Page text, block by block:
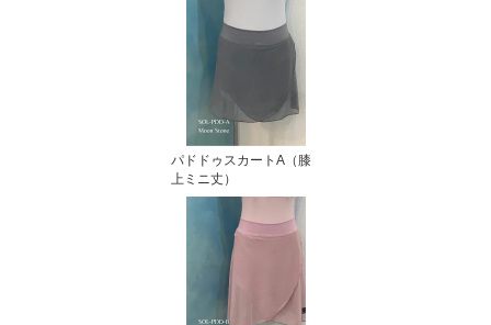
パドドゥスカートA（膝
上ミニ丈）